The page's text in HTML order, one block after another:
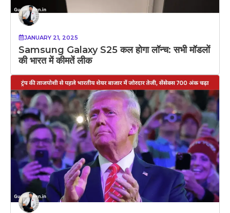
JANUARY 21, 2025
Samsung Galaxy S25 कल होगा लॉन्च: सभी मॉडलों
की भारत में कीमतें लीक